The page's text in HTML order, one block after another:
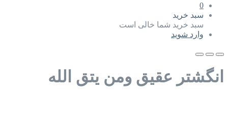
0
سبد خرید
سبد خرید شما خالی است
وارد شوید
انگشتر عقیق ومن یتق الله